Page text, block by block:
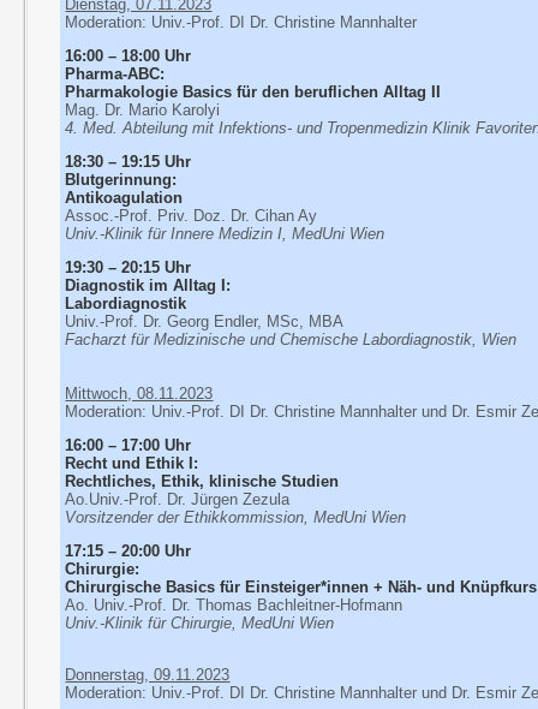
Dienstag, 07.11.2023
Moderation: Univ.-Prof. DI Dr. Christine Mannhalter
16:00 – 18:00 Uhr
Pharma-ABC:
Pharmakologie Basics für den beruflichen Alltag II
Mag. Dr. Mario Karolyi
4. Med. Abteilung mit Infektions- und Tropenmedizin Klinik
18:30 – 19:15 Uhr
Blutgerinnung:
Antikoagulation
Assoc.-Prof. Priv. Doz. Dr. Cihan Ay
Univ.-Klinik für Innere Medizin I, MedUni Wien
19:30 – 20:15 Uhr
Diagnostik im Alltag I:
Labordiagnostik
Univ.-Prof. Dr. Georg Endler, MSc, MBA
Facharzt für Medizinische und Chemische Labordiagnostik, Wien
Mittwoch, 08.11.2023
Moderation: Univ.-Prof. DI Dr. Christine Mannhalter und Dr. Esmir
16:00 – 17:00 Uhr
Recht und Ethik I:
Rechtliches, Ethik, klinische Studien
Ao.Univ.-Prof. Dr. Jürgen Zezula
Vorsitzender der Ethikkommission, MedUni Wien
17:15 – 20:00 Uhr
Chirurgie:
Chirurgische Basics für Einsteiger*innen + Näh- und Knüpfkurs
Ao. Univ.-Prof. Dr. Thomas Bachleitner-Hofmann
Univ.-Klinik für Chirurgie, MedUni Wien
Donnerstag, 09.11.2023
Moderation: Univ.-Prof. DI Dr. Christine Mannhalter und Dr. Esmir